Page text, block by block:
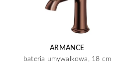
ARMANCE
bateria umywalkowa, 18 cm